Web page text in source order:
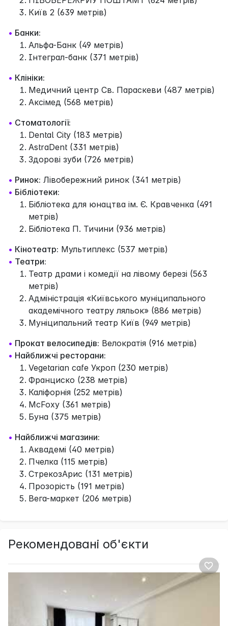
Київ 2 (639 метрів)
• Банки:
Альфа-Банк (49 метрів)
Інтеграл-банк (371 метрів)
• Клініки:
Медичний центр Св. Параскеви (487 метрів)
Аксімед (568 метрів)
• Стоматології:
Dental City (183 метрів)
AstraDent (331 метрів)
Здорові зуби (726 метрів)
• Ринок: Лівобережний ринок (341 метрів)
• Бібліотеки:
Бібліотека для юнацтва ім. Є. Кравченка (491
метрів)
Бібліотека П. Тичини (936 метрів)
• Кінотеатр: Мультиплекс (537 метрів)
• Театри:
Театр драми і комедії на лівому березі (563
метрів)
Адміністрація «Київського муніципального
академічного театру ляльок» (886 метрів)
Муніципальний театр Київ (949 метрів)
• Прокат велосипедів: Велократія (916 метрів)
• Найближчі ресторани:
Vegetarian cafe Укроп (230 метрів)
Франциско (238 метрів)
Каліфорнія (252 метрів)
McFoxy (361 метрів)
Буна (375 метрів)
• Найближчі магазини:
Аквадемі (40 метрів)
Пчелка (115 метрів)
СтрекозАрис (131 метрів)
Прозорість (191 метрів)
Вега-маркет (206 метрів)
Рекомендовані об'єкти